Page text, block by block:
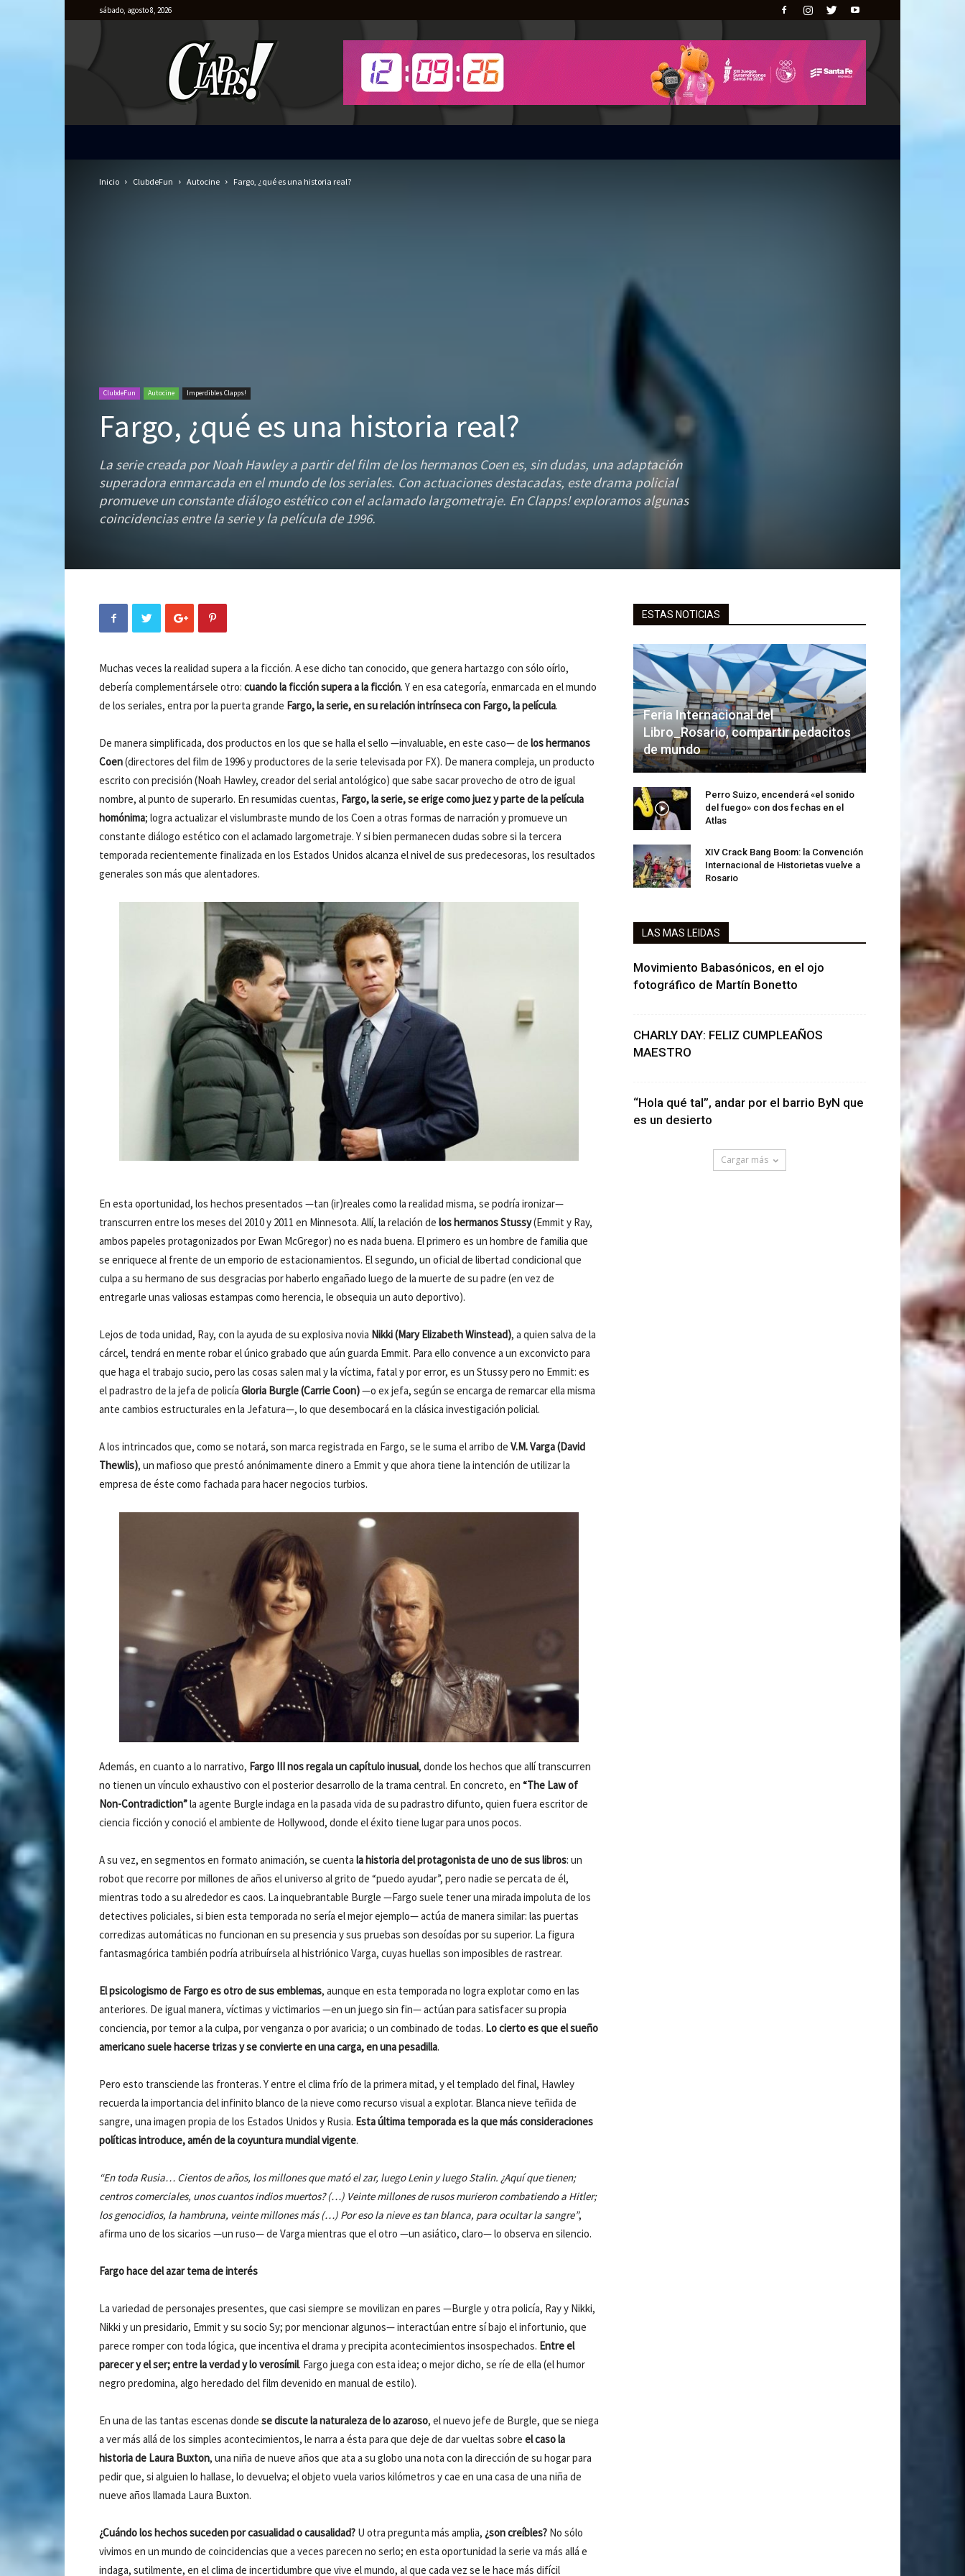
sábado, agosto 8, 2026
Inicio ClubdeFun Autocine Fargo, ¿qué es una historia real?
ClubdeFun Autocine Imperdibles Clapps!
Fargo, ¿qué es una historia real?
La serie creada por Noah Hawley a partir del film de los hermanos Coen es, sin dudas, una adaptación
superadora enmarcada en el mundo de los seriales. Con actuaciones destacadas, este drama policial
promueve un constante diálogo estético con el aclamado largometraje. En Clapps! exploramos algunas
coincidencias entre la serie y la película de 1996.
Muchas veces la realidad supera a la ficción. A ese dicho tan conocido, que genera hartazgo con sólo oírlo,
debería complementársele otro: cuando la ficción supera a la ficción. Y en esa categoría, enmarcada en el mundo
de los seriales, entra por la puerta grande Fargo, la serie, en su relación intrínseca con Fargo, la película.
De manera simplificada, dos productos en los que se halla el sello —invaluable, en este caso— de los hermanos
Coen(directores del film de 1996 y productores de la serie televisada por FX). De manera compleja, un producto
escrito con precisión (Noah Hawley, creador del serial antológico) que sabe sacar provecho de otro de igual
nombre, al punto de superarlo. En resumidas cuentas, Fargo, la serie, se erige como juez y parte de la película
homónima; logra actualizar el vislumbraste mundo de los Coen a otras formas de narración y promueve un
constante diálogo estético con el aclamado largometraje. Y si bien permanecen dudas sobre si la tercera
temporada recientemente finalizada en los Estados Unidos alcanza el nivel de sus predecesoras, los resultados
generales son más que alentadores.
En esta oportunidad, los hechos presentados —tan (ir)reales como la realidad misma, se podría ironizar—
transcurren entre los meses del 2010 y 2011 en Minnesota. Allí, la relación de los hermanos Stussy(Emmit y Ray,
ambos papeles protagonizados por Ewan McGregor) no es nada buena. El primero es un hombre de familia que
se enriquece al frente de un emporio de estacionamientos. El segundo, un oficial de libertad condicional que
culpa a su hermano de sus desgracias por haberlo engañado luego de la muerte de su padre (en vez de
entregarle unas valiosas estampas como herencia, le obsequia un auto deportivo).
Lejos de toda unidad, Ray, con la ayuda de su explosiva novia Nikki (Mary Elizabeth Winstead), a quien salva de la
cárcel, tendrá en mente robar el único grabado que aún guarda Emmit. Para ello convence a un exconvicto para
que haga el trabajo sucio, pero las cosas salen mal y la víctima, fatal y por error, es un Stussy pero no Emmit: es
el padrastro de la jefa de policía Gloria Burgle (Carrie Coon)—o ex jefa, según se encarga de remarcar ella misma
ante cambios estructurales en la Jefatura—, lo que desembocará en la clásica investigación policial.
A los intrincados que, como se notará, son marca registrada en Fargo, se le suma el arribo de V.M. Varga (David
Thewlis), un mafioso que prestó anónimamente dinero a Emmit y que ahora tiene la intención de utilizar la
empresa de éste como fachada para hacer negocios turbios.
Además, en cuanto a lo narrativo, Fargo III nos regala un capítulo inusual, donde los hechos que allí transcurren
no tienen un vínculo exhaustivo con el posterior desarrollo de la trama central. En concreto, en “The Law of
Non-Contradiction”la agente Burgle indaga en la pasada vida de su padrastro difunto, quien fuera escritor de
ciencia ficción y conoció el ambiente de Hollywood, donde el éxito tiene lugar para unos pocos.
A su vez, en segmentos en formato animación, se cuenta la historia del protagonista de uno de sus libros: un
robot que recorre por millones de años el universo al grito de “puedo ayudar”, pero nadie se percata de él,
mientras todo a su alrededor es caos. La inquebrantable Burgle —Fargo suele tener una mirada impoluta de los
detectives policiales, si bien esta temporada no sería el mejor ejemplo— actúa de manera similar: las puertas
corredizas automáticas no funcionan en su presencia y sus pruebas son desoídas por su superior. La figura
fantasmagórica también podría atribuírsela al histriónico Varga, cuyas huellas son imposibles de rastrear.
El psicologismo de Fargo es otro de sus emblemas, aunque en esta temporada no logra explotar como en las
anteriores. De igual manera, víctimas y victimarios —en un juego sin fin— actúan para satisfacer su propia
conciencia, por temor a la culpa, por venganza o por avaricia; o un combinado de todas. Lo cierto es que el sueño
americano suele hacerse trizas y se convierte en una carga, en una pesadilla.
Pero esto transciende las fronteras. Y entre el clima frío de la primera mitad, y el templado del final, Hawley
recuerda la importancia del infinito blanco de la nieve como recurso visual a explotar. Blanca nieve teñida de
sangre, una imagen propia de los Estados Unidos y Rusia. Esta última temporada es la que más consideraciones
políticas introduce, amén de la coyuntura mundial vigente.
“En toda Rusia… Cientos de años, los millones que mató el zar, luego Lenin y luego Stalin. ¿Aquí que tienen;
centros comerciales, unos cuantos indios muertos? (…) Veinte millones de rusos murieron combatiendo a Hitler;
los genocidios, la hambruna, veinte millones más (…) Por eso la nieve es tan blanca, para ocultar la sangre”,
afirma uno de los sicarios —un ruso— de Varga mientras que el otro —un asiático, claro— lo observa en silencio.
Fargo hace del azar tema de interés
La variedad de personajes presentes, que casi siempre se movilizan en pares —Burgle y otra policía, Ray y Nikki,
Nikki y un presidario, Emmit y su socio Sy; por mencionar algunos— interactúan entre sí bajo el infortunio, que
parece romper con toda lógica, que incentiva el drama y precipita acontecimientos insospechados. Entre el
parecer y el ser; entre la verdad y lo verosímil. Fargo juega con esta idea; o mejor dicho, se ríe de ella (el humor
negro predomina, algo heredado del film devenido en manual de estilo).
En una de las tantas escenas donde se discute la naturaleza de lo azaroso, el nuevo jefe de Burgle, que se niega
a ver más allá de los simples acontecimientos, le narra a ésta para que deje de dar vueltas sobre el caso la
historia de Laura Buxton, una niña de nueve años que ata a su globo una nota con la dirección de su hogar para
pedir que, si alguien lo hallase, lo devuelva; el objeto vuela varios kilómetros y cae en una casa de una niña de
nueve años llamada Laura Buxton.
¿Cuándo los hechos suceden por casualidad o causalidad? U otra pregunta más amplia, ¿son creíbles? No sólo
vivimos en un mundo de coincidencias que a veces parecen no serlo; en esta oportunidad la serie va más allá e
indaga, sutilmente, en el clima de incertidumbre que vive el mundo, al que cada vez se le hace más difícil
ESTAS NOTICIAS
Feria Internacional del
Libro_Rosario, compartir pedacitos
de mundo
Perro Suizo, encenderá «el sonido
del fuego» con dos fechas en el
Atlas
XIV Crack Bang Boom: la Convención
Internacional de Historietas vuelve a
Rosario
LAS MAS LEIDAS
Movimiento Babasónicos, en el ojo
fotográfico de Martín Bonetto
CHARLY DAY: FELIZ CUMPLEAÑOS
MAESTRO
“Hola qué tal”, andar por el barrio ByN que
es un desierto
Cargar más